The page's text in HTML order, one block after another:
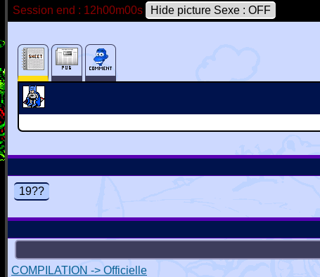
Session end : 12h00m00s
Hide picture Sexe : OFF
19??
COMPILATION -> Officielle